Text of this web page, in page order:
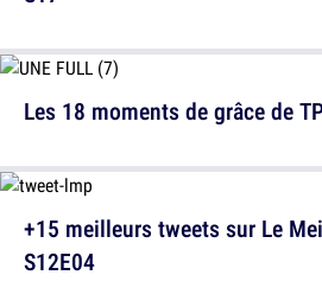
Les 18 moments de grâce de
+15 meilleurs tweets sur Le
S12E04